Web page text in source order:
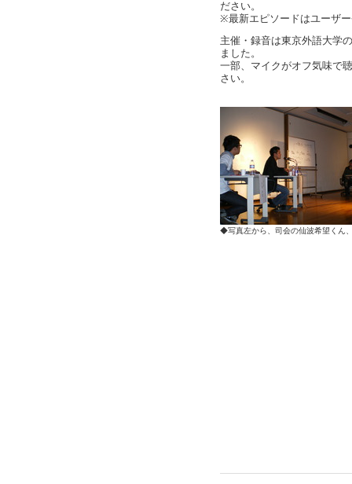
ださい。
※最新エピソードはユーザ
主催・録音は東京外語大学
ました。
一部、マイクがオフ気味で
さい。
◆写真左から、司会の仙波希望くん